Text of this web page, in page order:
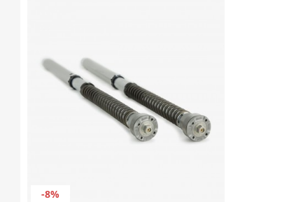
-8%